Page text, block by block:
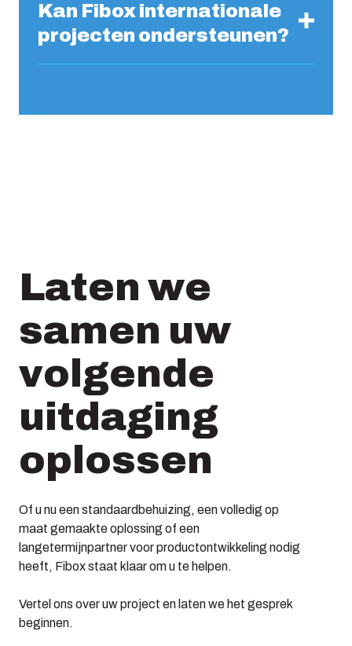
Kan Fibox internationale
projecten ondersteunen?
Laten we
samen uw
volgende
uitdaging
oplossen
Of u nu een standaardbehuizing, een volledig op
maat gemaakte oplossing of een
langetermijnpartner voor productontwikkeling nodig
heeft, Fibox staat klaar om u te helpen.
Vertel ons over uw project en laten we het gesprek
beginnen.